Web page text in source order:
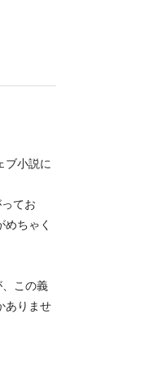
ブ小説に
てお
ちゃく
この義
りませ